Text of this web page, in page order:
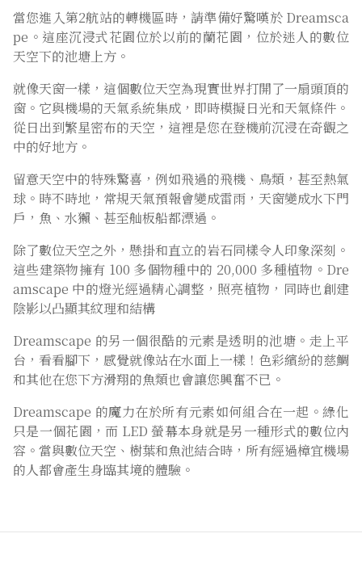
pe。這座沉浸式花園位於以前的蘭花園，位於迷人的數位
天空下的池塘上方。
就像天窗一樣，這個數位天空為現實世界打開了一扇頭頂的
窗。它與機場的天氣系統集成，即時模擬日光和天氣條件。
從日出到繁星密布的天空，這裡是您在登機前沉浸在奇觀之
中的好地方。
留意天空中的特殊驚喜，例如飛過的飛機、鳥類，甚至熱氣
球。時不時地，常規天氣預報會變成雷雨，天窗變成水下門
戶，魚、水獺、甚至舢板船都漂過。
除了數位天空之外，懸掛和直立的岩石同樣令人印象深刻。
這些建築物擁有 100 多個物種中的 20,000 多種植物。Dre
amscape 中的燈光經過精心調整，照亮植物，同時也創建
陰影以凸顯其紋理和結構
Dreamscape 的另一個很酷的元素是透明的池塘。走上平
台，看看腳下，感覺就像站在水面上一樣！色彩繽紛的慈鯛
和其他在您下方滑翔的魚類也會讓您興奮不已。
Dreamscape 的魔力在於所有元素如何組合在一起。綠化
只是一個花園，而 LED 螢幕本身就是另一種形式的數位內
容。當與數位天空、樹葉和魚池結合時，所有經過樟宜機場
的人都會產生身臨其境的體驗。